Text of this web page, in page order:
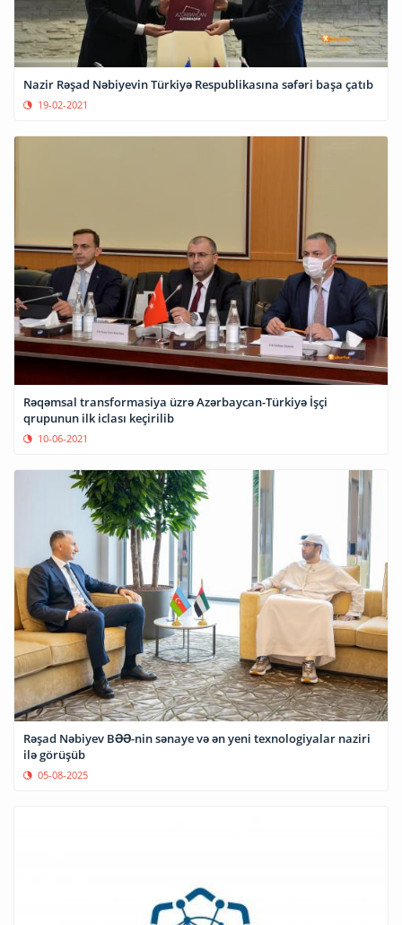
Nazir Rəşad Nəbiyevin Türkiyə Respublikasına səfəri başa çatıb
19-02-2021
Rəqəmsal transformasiya üzrə Azərbaycan-Türkiyə İşçi
qrupunun ilk iclası keçirilib
10-06-2021
Rəşad Nəbiyev BƏƏ-nin sənaye və ən yeni texnologiyalar naziri
ilə görüşüb
05-08-2025